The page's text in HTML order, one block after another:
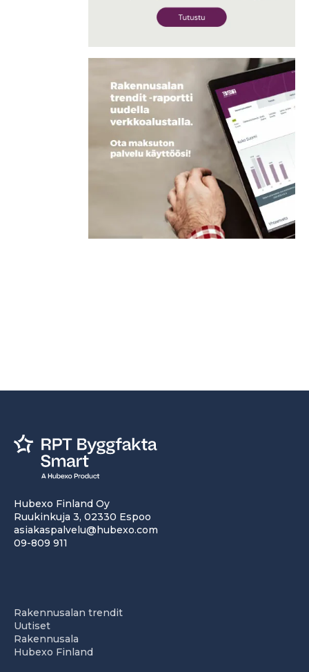
Hubexo Finland Oy
Ruukinkuja 3, 02330 Espoo
asiakaspalvelu@hubexo.com
09-809 911
Rakennusalan trendit
Uutiset
Rakennusala
Hubexo Finland